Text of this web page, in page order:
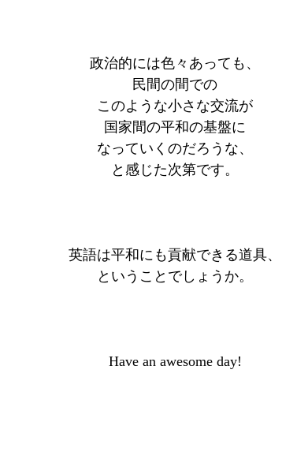
政治的には色々あっても、
民間の間での
このような小さな交流が
国家間の平和の基盤に
なっていくのだろうな、
と感じた次第です。
英語は平和にも貢献できる道具、
ということでしょうか。
Have an awesome day!